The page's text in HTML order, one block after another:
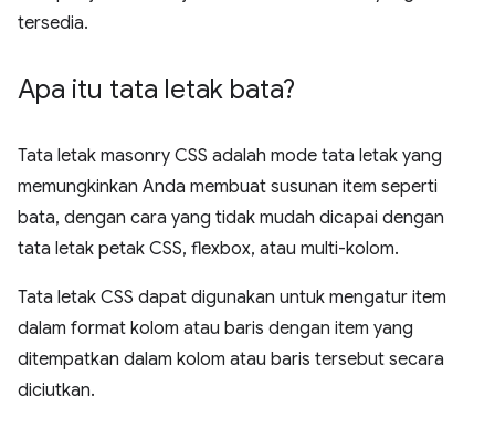
tersedia.
Apa itu tata letak bata?
Tata letak masonry CSS adalah mode tata letak yang
memungkinkan Anda membuat susunan item seperti
bata, dengan cara yang tidak mudah dicapai dengan
tata letak petak CSS, flexbox, atau multi-kolom.
Tata letak CSS dapat digunakan untuk mengatur item
dalam format kolom atau baris dengan item yang
ditempatkan dalam kolom atau baris tersebut secara
diciutkan.